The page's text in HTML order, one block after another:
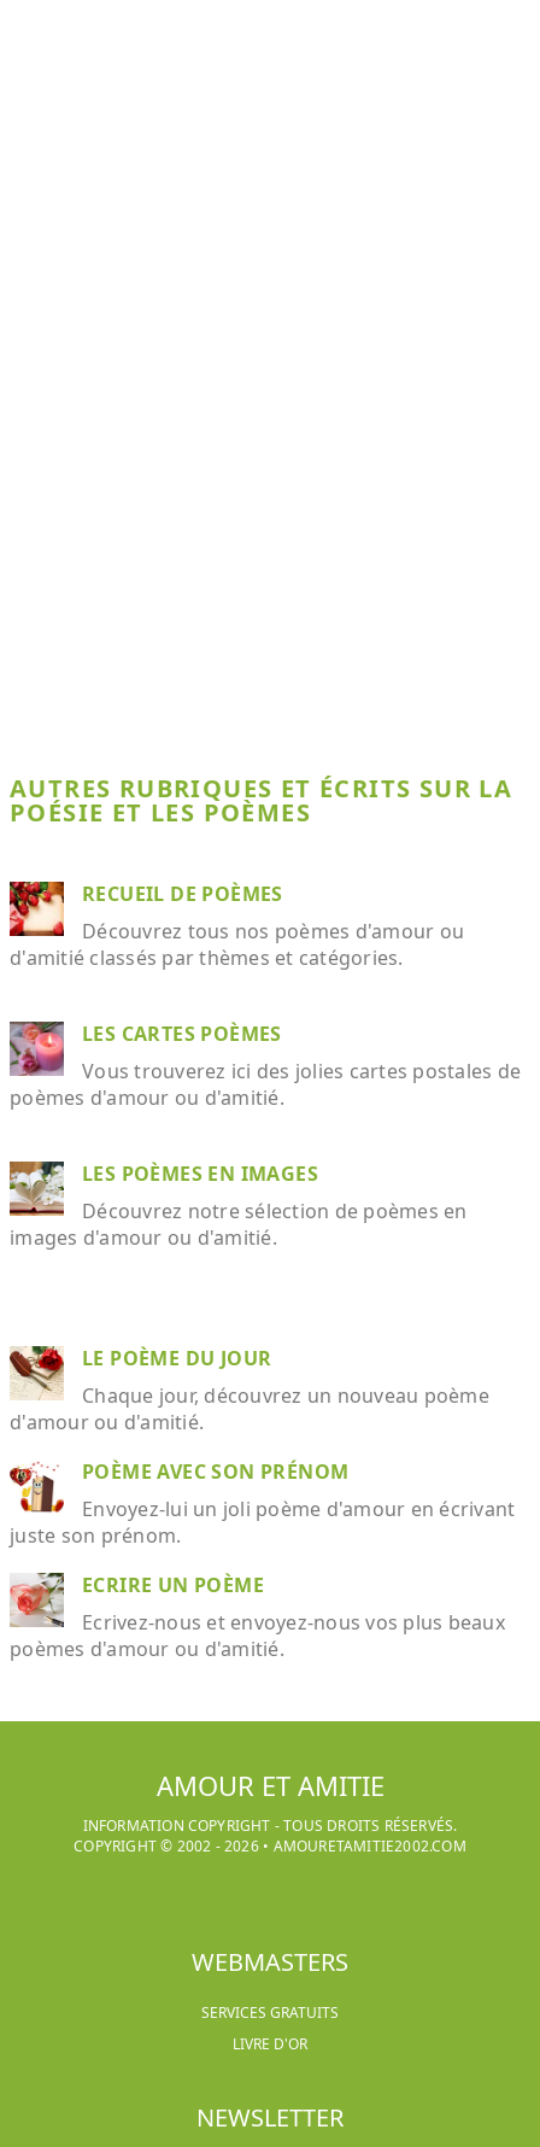
AUTRES RUBRIQUES ET ÉCRITS SUR LA
POÉSIE ET LES POÈMES
RECUEIL DE POÈMES
Découvrez tous nos poèmes d'amour ou
d'amitié classés par thèmes et catégories.
LES CARTES POÈMES
Vous trouverez ici des jolies cartes postales de
poèmes d'amour ou d'amitié.
LES POÈMES EN IMAGES
Découvrez notre sélection de poèmes en
images d'amour ou d'amitié.
LE POÈME DU JOUR
Chaque jour, découvrez un nouveau poème
d'amour ou d'amitié.
POÈME AVEC SON PRÉNOM
Envoyez-lui un joli poème d'amour en écrivant
juste son prénom.
ECRIRE UN POÈME
Ecrivez-nous et envoyez-nous vos plus beaux
poèmes d'amour ou d'amitié.
AMOUR ET AMITIE
INFORMATION COPYRIGHT - TOUS DROITS RÉSERVÉS.
COPYRIGHT © 2002 -2026• AMOURETAMITIE2002.COM
WEBMASTERS
SERVICES GRATUITS
LIVRE D'OR
NEWSLETTER